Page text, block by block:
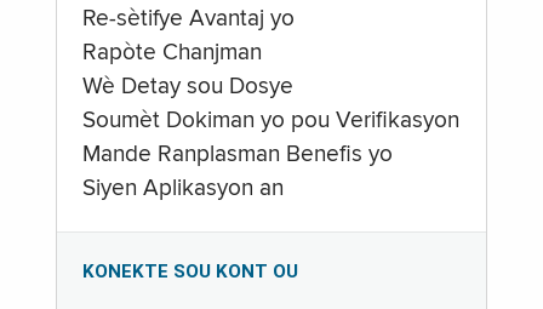
Re-sètifye Avantaj yo
Rapòte Chanjman
Wè Detay sou Dosye
Soumèt Dokiman yo pou Verifikasyon
Mande Ranplasman Benefis yo
Siyen Aplikasyon an
KONEKTE SOU KONT OU